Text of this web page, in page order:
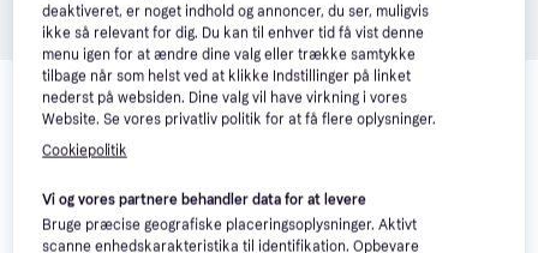
Relaterede produkter
Se vores forslag til andre produkter, der matcher dine
interesser.
Vis alle
Trender
deaktiveret, er noget indhold og annoncer, du ser, muligvis
ikke så relevant for dig. Du kan til enhver tid få vist denne
menu igen for at ændre dine valg eller trække samtykke
tilbage når som helst ved at klikke Indstillinger på linket
nederst på websiden. Dine valg vil have virkning i vores
Website. Se vores privatliv politik for at få flere oplysninger.
Cookiepolitik
Vi og vores partnere behandler data for at levere
Bruge præcise geografiske placeringsoplysninger. Aktivt
scanne enhedskarakteristika til identifikation. Opbevare